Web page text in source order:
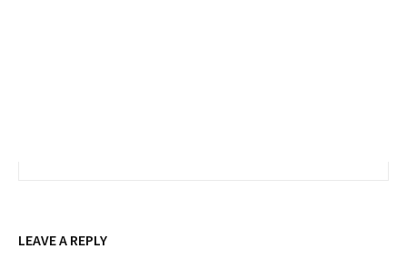
LEAVE A REPLY